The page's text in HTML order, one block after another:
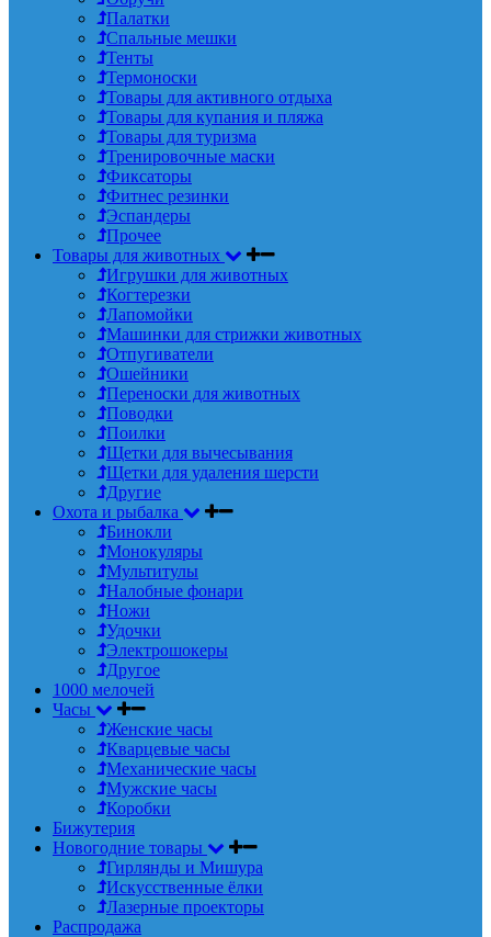
Палатки
Спальные мешки
Тенты
Термоноски
Товары для активного отдыха
Товары для купания и пляжа
Товары для туризма
Тренировочные маски
Фиксаторы
Фитнес резинки
Эспандеры
Прочее
Товары для животных
Игрушки для животных
Когтерезки
Лапомойки
Машинки для стрижки животных
Отпугиватели
Ошейники
Переноски для животных
Поводки
Поилки
Щетки для вычесывания
Щетки для удаления шерсти
Другие
Охота и рыбалка
Бинокли
Монокуляры
Мультитулы
Налобные фонари
Ножи
Удочки
Электрошокеры
Другое
1000 мелочей
Часы
Женские часы
Кварцевые часы
Механические часы
Мужские часы
Коробки
Бижутерия
Новогодние товары
Гирлянды и Мишура
Искусственные ёлки
Лазерные проекторы
Распродажа